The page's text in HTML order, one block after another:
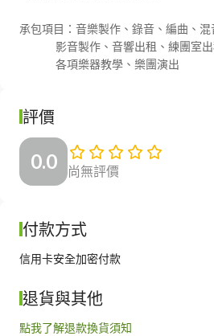
承包項目：音樂製作、錄音、編曲、
               各項樂器教學、樂團演出
評價
0.0 尚無評價
付款方式
信用卡安全加密付款
退貨與其他
點我了解退款換貨須知